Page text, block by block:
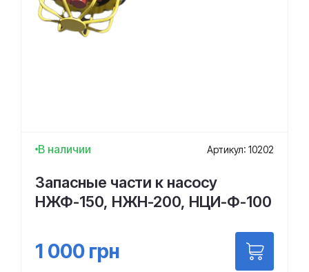
В наличии Артикул: 10202
Запасные части к насосу
НЖФ-150, НЖН-200, НЦИ-Ф-100
1 000 грн